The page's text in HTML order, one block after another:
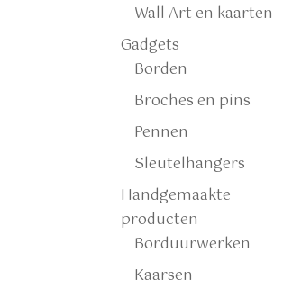
Wall Art en kaarten
Gadgets
Borden
Broches en pins
Pennen
Sleutelhangers
Handgemaakte
producten
Borduurwerken
Kaarsen